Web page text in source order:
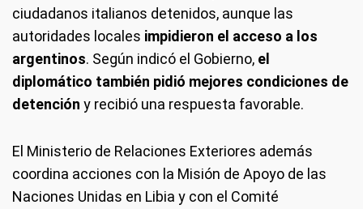
ciudadanos italianos detenidos, aunque las
autoridades locales impidieron el acceso a los
argentinos. Según indicó el Gobierno, el
diplomático también pidió mejores condiciones de
detención y recibió una respuesta favorable.
El Ministerio de Relaciones Exteriores además
coordina acciones con la Misión de Apoyo de las
Naciones Unidas en Libia y con el Comité